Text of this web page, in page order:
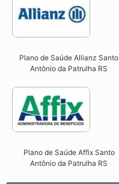
Plano de Saúde Allianz Santo
Antônio da Patrulha RS​
Plano de Saúde Affix Santo
Antônio da Patrulha RS​